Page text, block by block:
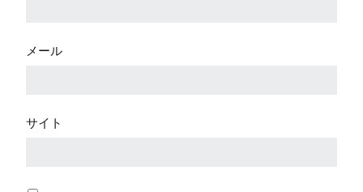
メール
サイト